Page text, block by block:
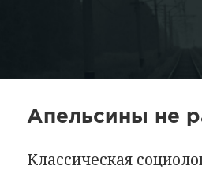
Апельсины не
Классическая